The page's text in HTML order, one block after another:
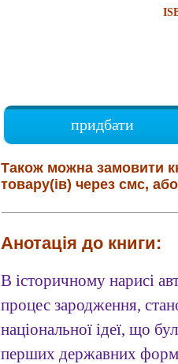
придбати
Також можна замовити
товару(ів) через смс,
Анотація до книги:
В історичному нарисі
процес зародження,
національної ідеї, що
перших державних